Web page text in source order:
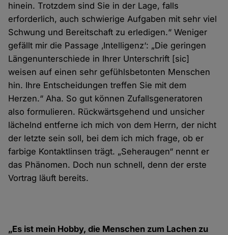
hinein. Trotzdem sind Sie in der Lage, falls
erforderlich, auch schwierige Aufgaben mit sehr viel
Schwung und Bereitschaft zu erledigen.“ Weniger
gefällt mir die Passage ‚Intelligenz‘: „Die geringen
Längenunterschiede in Ihrer Unterschrift [sic]
weisen auf einen sehr gefühlsbetonten Menschen
hin. Ihre Entscheidungen treffen Sie mit dem
Herzen.“ Aha. So gut können Zufallsgeneratoren
also formulieren. Rückwärtsgehend und unsicher
lächelnd entferne ich mich von dem Herrn, der nicht
der letzte sein soll, bei dem ich mich frage, ob er
farbige Kontaktlinsen trägt. „Seheraugen“ nennt er
das Phänomen. Doch nun schnell, denn der erste
Vortrag läuft bereits.
„Es ist mein Hobby, die Menschen zum Lachen zu